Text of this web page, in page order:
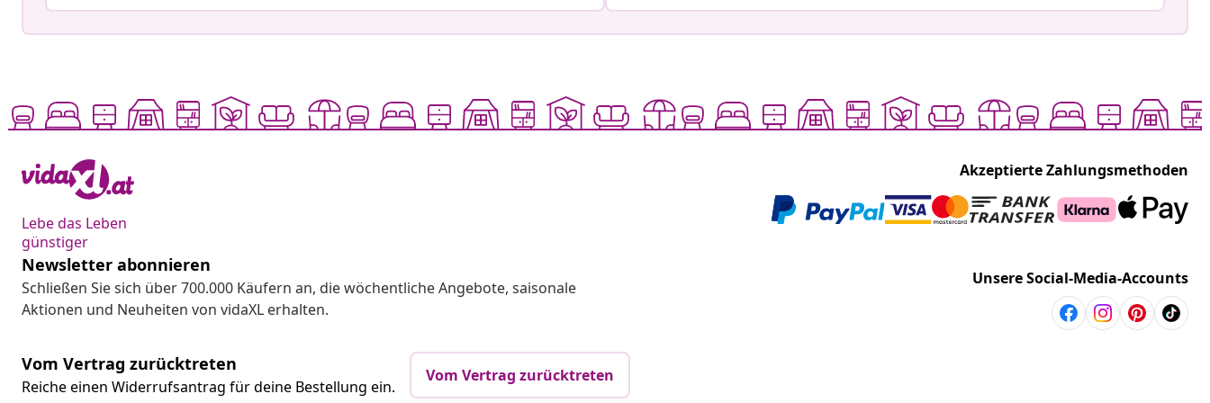
Lebe das Leben
günstiger
Akzeptierte Zahlungsmethoden
Newsletter abonnieren
Schließen Sie sich über 700.000 Käufern an, die wöchentliche Angebote, saisonale
Aktionen und Neuheiten von vidaXL erhalten.
Unsere Social-Media-Accounts
Vom Vertrag zurücktreten
Reiche einen Widerrufsantrag für deine Bestellung ein.
Vom Vertrag zurücktreten